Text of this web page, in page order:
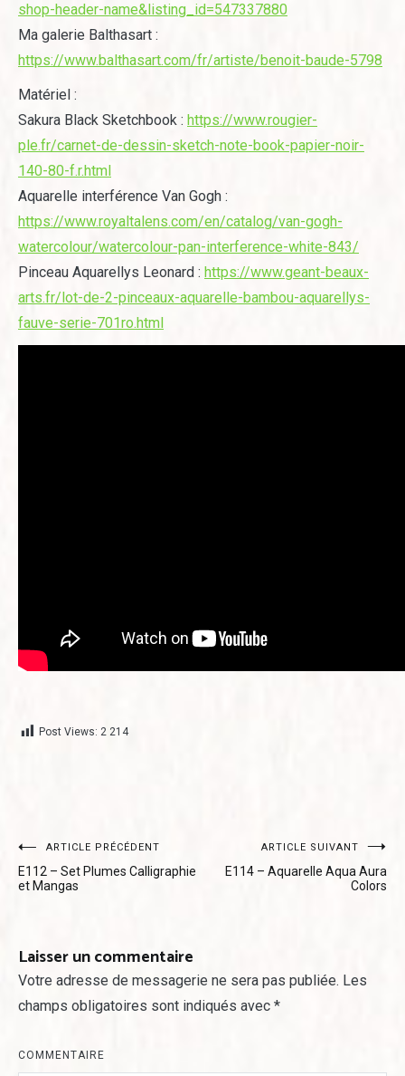
shop-header-name&listing_id=547337880
Ma galerie Balthasart :
https://www.balthasart.com/fr/artiste/benoit-baude-5798
Matériel :
Sakura Black Sketchbook : https://www.rougier-
ple.fr/carnet-de-dessin-sketch-note-book-papier-noir-
140-80-f.r.html
Aquarelle interférence Van Gogh :
https://www.royaltalens.com/en/catalog/van-gogh-
watercolour/watercolour-pan-interference-white-843/
Pinceau Aquarellys Leonard : https://www.geant-beaux-
arts.fr/lot-de-2-pinceaux-aquarelle-bambou-aquarellys-
fauve-serie-701ro.html
Post Views: 2 214
Navigation
de
ARTICLE PRÉCÉDENT
E112 – Set Plumes Calligraphie
et Mangas
ARTICLE SUIVANT
E114 – Aquarelle Aqua Aura
Colors
Laisser un commentaire
Votre adresse de messagerie ne sera pas publiée. Les
champs obligatoires sont indiqués avec *
COMMENTAIRE